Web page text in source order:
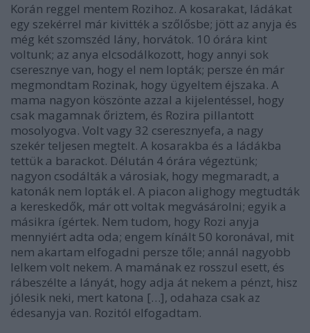
Korán reggel mentem Rozihoz. A kosarakat, ládákat
egy szekérrel már kivitték a szőlősbe; jött az anyja és
még két szomszéd lány, horvátok. 10 órára kint
voltunk; az anya elcsodálkozott, hogy annyi sok
cseresznye van, hogy el nem lopták; persze én már
megmondtam Rozinak, hogy ügyeltem éjszaka. A
mama nagyon köszönte azzal a kijelentéssel, hogy
csak magamnak őriztem, és Rozira pillantott
mosolyogva. Volt vagy 32 cseresznyefa, a nagy
szekér teljesen megtelt. A kosarakba és a ládákba
tettük a barackot. Délután 4 órára végeztünk;
nagyon csodálták a városiak, hogy megmaradt, a
katonák nem lopták el. A piacon alighogy megtudták
a kereskedők, már ott voltak megvásárolni; egyik a
másikra ígértek. Nem tudom, hogy Rozi anyja
mennyiért adta oda; engem kínált 50 koronával, mit
nem akartam elfogadni persze tőle; annál nagyobb
lelkem volt nekem. A mamának ez rosszul esett, és
rábeszélte a lányát, hogy adja át nekem a pénzt, hisz
jólesik neki, mert katona […], odahaza csak az
édesanyja van. Rozitól elfogadtam.